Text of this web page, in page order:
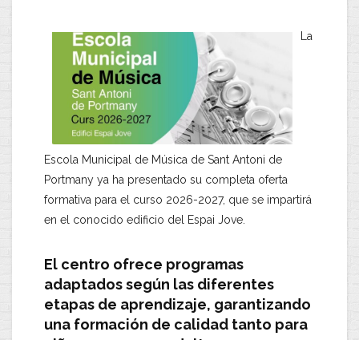
La
Escola Municipal de Música de Sant Antoni de
Portmany ya ha presentado su completa oferta
formativa para el curso 2026-2027, que se impartirá
en el conocido edificio del Espai Jove.
El centro ofrece programas
adaptados según las diferentes
etapas de aprendizaje, garantizando
una formación de calidad tanto para